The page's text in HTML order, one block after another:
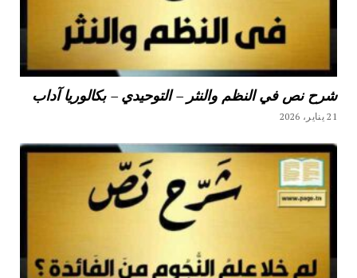
شرح نص في النظم والنثر – التوحيدي – بكالوريا آداب
21 يناير، 2026